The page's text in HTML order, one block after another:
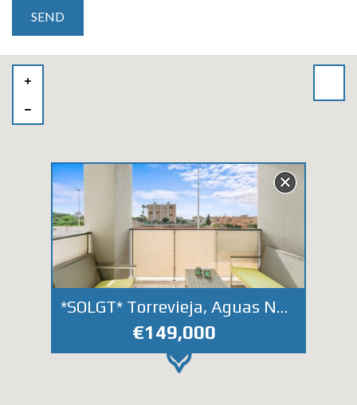
*SOLGT* Torrevieja, Aguas Nuevas. Lys, moderne leilighet med privat takterrasse og felles svømmebasseng
€149,000